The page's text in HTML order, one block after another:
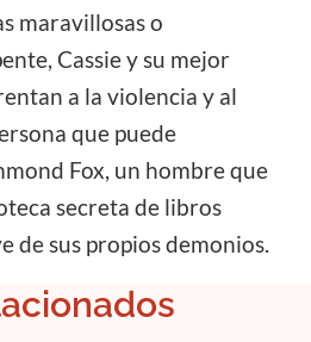
maravillosas o
Cassie y su mejor
a la violencia y al
que puede
Fox, un hombre que
secreta de libros
de sus propios demonios.